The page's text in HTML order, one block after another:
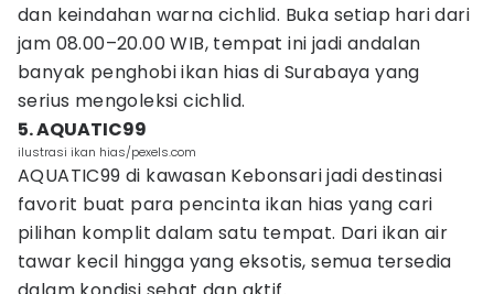
dan keindahan warna cichlid. Buka setiap hari dari
jam 08.00–20.00 WIB, tempat ini jadi andalan
banyak penghobi ikan hias di Surabaya yang
serius mengoleksi cichlid.
5. AQUATIC99
ilustrasi ikan hias/pexels.com
AQUATIC99 di kawasan Kebonsari jadi destinasi
favorit buat para pencinta ikan hias yang cari
pilihan komplit dalam satu tempat. Dari ikan air
tawar kecil hingga yang eksotis, semua tersedia